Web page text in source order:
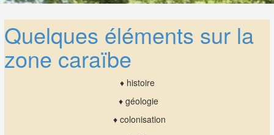
Quelques éléments sur la
zone caraïbe
♦ histoire
♦ géologie
♦ colonisation